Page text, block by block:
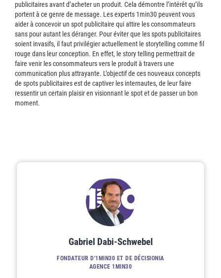
publicitaires avant d’acheter un produit. Cela démontre l’intérêt qu’ils
portent à ce genre de message. Les experts 1min30 peuvent vous
aider à concevoir un spot publicitaire qui attire les consommateurs
sans pour autant les déranger. Pour éviter que les spots publicitaires
soient invasifs, il faut privilégier actuellement le storytelling comme fil
rouge dans leur conception. En effet, le story telling permettrait de
faire venir les consommateurs vers le produit à travers une
communication plus attrayante. L’objectif de ces nouveaux concepts
de spots publicitaires est de captiver les internautes, de leur faire
ressentir un certain plaisir en visionnant le spot et de passer un bon
moment.
Gabriel Dabi-Schwebel
FONDATEUR D'1MIN30 ET DE DÉCISIONIA
AGENCE 1MIN30